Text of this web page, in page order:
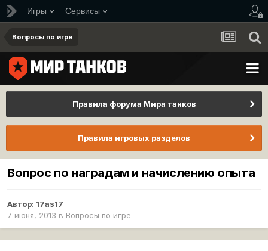
Игры Сервисы
Вопросы по игре
Правила форума Мира танков
Правила игровых разделов
Вопрос по наградам и начислению опыта
Автор: 17as17
7 июня, 2013 в Вопросы по игре